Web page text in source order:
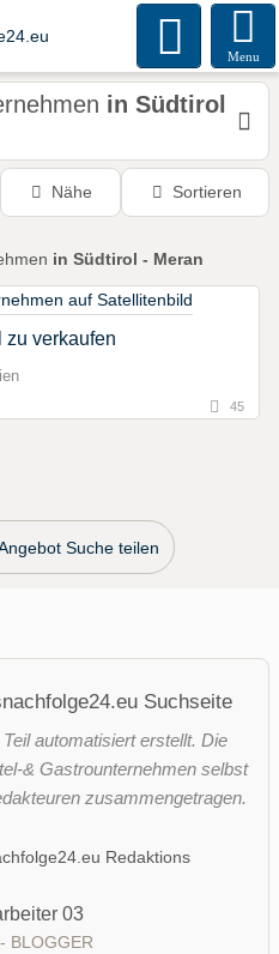
Menu
in Südtirol
Nähe Sortieren
in Südtirol - Meran
zu verkaufen
45
Suche teilen
Suchseite
automatisiert erstellt. Die
& Gastrounternehmen selbst
zusammengetragen.
03
BLOGGER